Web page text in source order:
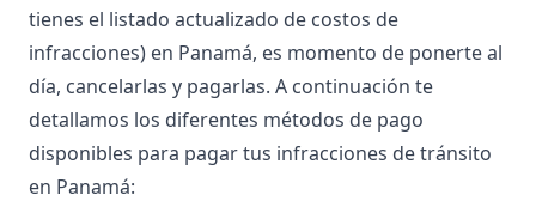
tienes el listado actualizado de costos de
infracciones) en Panamá, es momento de ponerte al
día, cancelarlas y pagarlas. A continuación te
detallamos los diferentes métodos de pago
disponibles para pagar tus infracciones de tránsito
en Panamá: